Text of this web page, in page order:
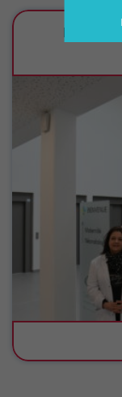
Me